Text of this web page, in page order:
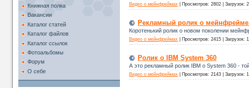
Книжная полка
Вакансии
Каталог статей
Каталог файлов
Каталог ссылок
Фотоальбомы
Форум
О себе
Видео о мейнфреймах Просмотров: 2802 Загрузок:
Рекламный ролик о мейнфрейме
Коротенький ролик о новом поколении
Видео о мейнфреймах Просмотров: 2415 Загрузок:
Ролик о IBM System 360
А это рекламный ролик IBM о System 360 -
Видео о мейнфреймах Просмотров: 2143 Загрузок: